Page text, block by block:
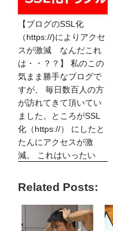
【ブログのSSL化
（https://)によりアクセ
スが激減 なんだこれ
は・・？？】 私のこの
気まま勝手なブログで
すが、 毎日数百人の方
が訪れてきて頂いてい
ました。ところがSSL
化（https://） にしたと
たんにアクセスが激
減。 これはいったい
Related Posts: